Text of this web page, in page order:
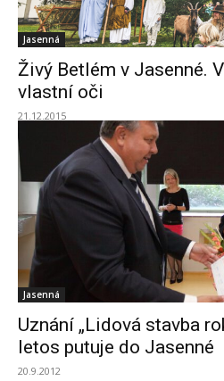
Jasenná
Živý Betlém v Jasenné.
vlastní oči
21.12.2015
Jasenná
Uznání „Lidová stavba
letos putuje do Jasenné
20.9.2012